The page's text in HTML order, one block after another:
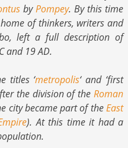
byPompey. By this time
of thinkers, writers and
left a full description of
and 19 AD.
titles ‘metropolis‘ and ‘first
the division of the Roman
city became part of theEast
). At this time it had a